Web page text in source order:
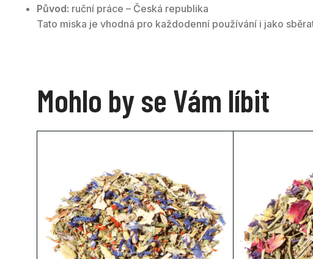
Původ: ruční práce – Česká republika
Tato miska je vhodná pro každodenní používání i jako
Mohlo by se Vám líbit